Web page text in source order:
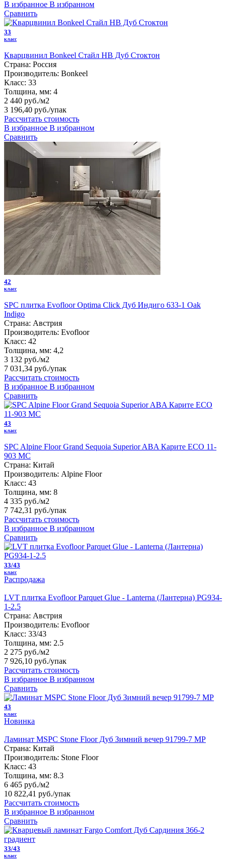
В избранное В избранном
Сравнить
33
класс
Кварцвинил Bonkeel Стайл HB Дуб Стоктон
Страна: Россия
Производитель: Bonkeel
Класс: 33
Толщина, мм: 4
2 440 руб./м2
3 196,40 руб./упак
Рассчитать стоимость
В избранное В избранном
Сравнить
42
класс
SPC плитка Evofloor Optima Click Дуб Индиго 633-1 Оak
Indigo
Страна: Австрия
Производитель: Evofloor
Класс: 42
Толщина, мм: 4,2
3 132 руб./м2
7 031,34 руб./упак
Рассчитать стоимость
В избранное В избранном
Сравнить
43
класс
SPC Alpine Floor Grand Sequoia Superior ABA Карите ECO 11-
903 MC
Страна: Китай
Производитель: Alpine Floor
Класс: 43
Толщина, мм: 8
4 335 руб./м2
7 742,31 руб./упак
Рассчитать стоимость
В избранное В избранном
Сравнить
33/43
класс
Распродажа
LVT плитка Evofloor Parquet Glue - Lanterna (Лантерна) PG934-
1-2.5
Страна: Австрия
Производитель: Evofloor
Класс: 33/43
Толщина, мм: 2.5
2 275 руб./м2
7 926,10 руб./упак
Рассчитать стоимость
В избранное В избранном
Сравнить
43
класс
Новинка
Ламинат MSPC Stone Floor Дуб Зимний вечер 91799-7 MP
Страна: Китай
Производитель: Stone Floor
Класс: 43
Толщина, мм: 8.3
6 465 руб./м2
10 822,41 руб./упак
Рассчитать стоимость
В избранное В избранном
Сравнить
33/43
класс